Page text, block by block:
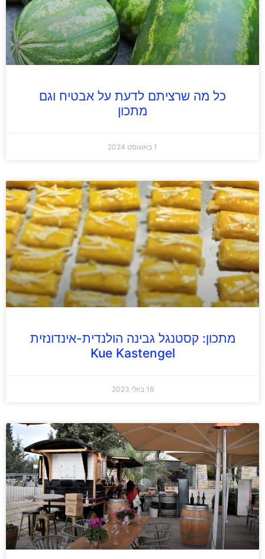
כל מה שרציתם לדעת על אבטיח וגם
מתכון
1 באוגוסט 2024
מתכון: קסטנגל גבינה הולנדית-אינדונזית
Kue Kastengel
16 ביולי 2023